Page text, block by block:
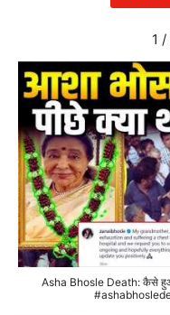
1 /
Asha Bhosle Death: कैसे